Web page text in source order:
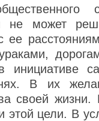
не может
ее
инициативе
В их
своей
этой цели. В